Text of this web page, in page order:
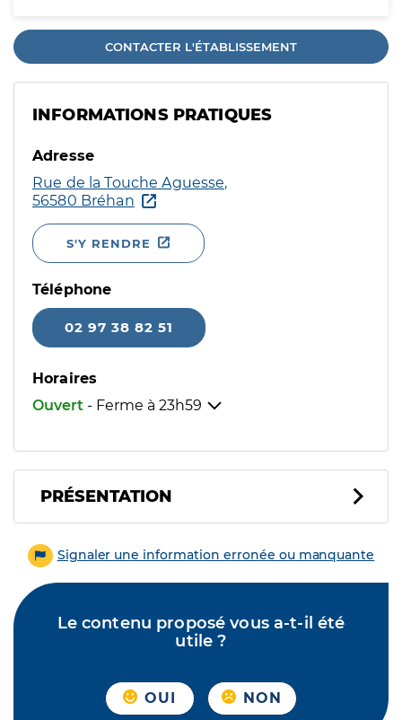
CONTACTER L'ÉTABLISSEMENT
INFORMATIONS PRATIQUES
Adresse
Rue de la Touche Aguesse,
56580 Bréhan
S'Y RENDRE
Téléphone
02 97 38 82 51
Horaires
Ouvert - Ferme à 23h59
PRÉSENTATION
Signaler une information erronée ou manquante
Le contenu proposé vous a-t-il été
utile ?
OUI NON